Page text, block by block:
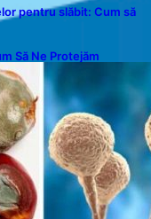
pentru slăbit: Cum să
Să Ne Protejăm